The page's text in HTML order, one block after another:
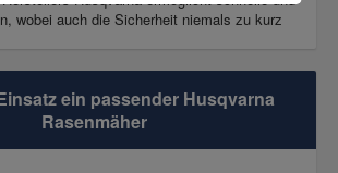
wobei auch die Sicherheit niemals zu kurz
ein passender Husqvarna
Rasenmäher